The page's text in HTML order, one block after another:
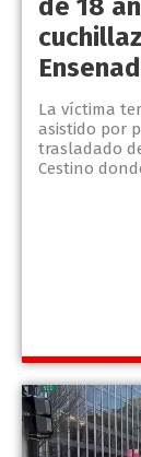
de 18
La víctima
asistido por
trasladado
Cestino